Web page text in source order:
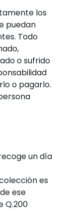
los
puedan
Todo
o sufrido
o pagarlo.
un día
es
ese
Q.200